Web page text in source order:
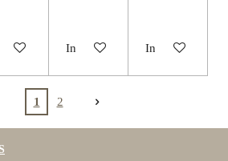
In winkelwagenIn winkelwagen
1 2